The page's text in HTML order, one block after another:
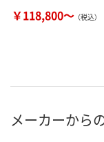
￥118,800～ （税込）
メーカーから